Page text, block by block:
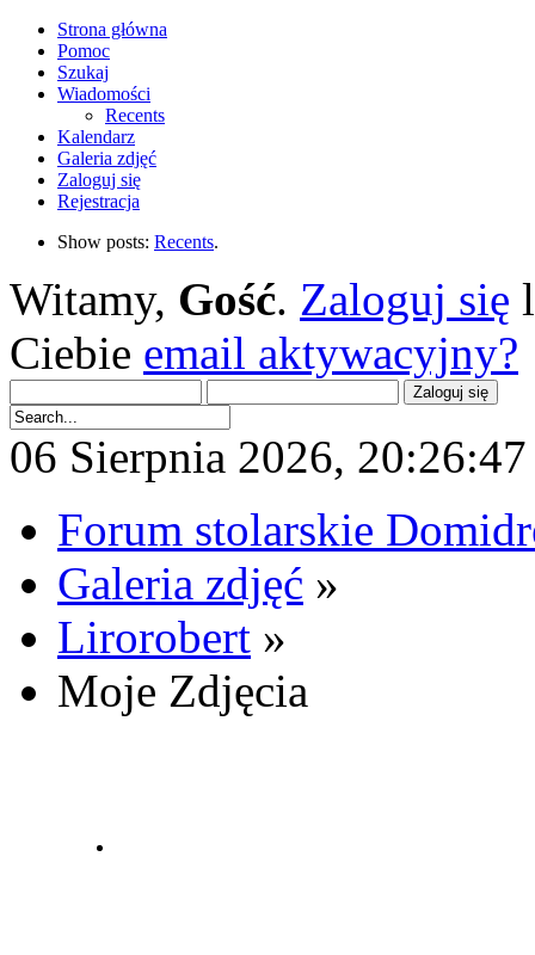
Strona główna
Pomoc
Szukaj
Wiadomości
Recents
Kalendarz
Galeria zdjęć
Zaloguj się
Rejestracja
Show posts: Recents.
Witamy, Gość. Zaloguj się
Ciebie email aktywacyjny?
06 Sierpnia 2026,
Forum stolarskie
Galeria zdjęć »
Lirorobert »
Moje Zdjęcia